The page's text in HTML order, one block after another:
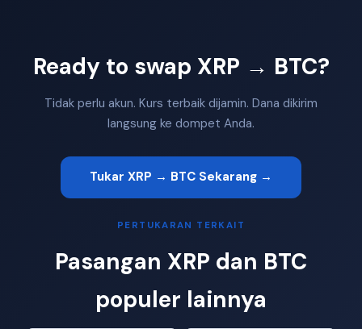
Ready to swap XRP → BTC?
Tidak perlu akun. Kurs terbaik dijamin. Dana dikirim
langsung ke dompet Anda.
Tukar XRP → BTC Sekarang →
PERTUKARAN TERKAIT
Pasangan XRP dan BTC
populer lainnya